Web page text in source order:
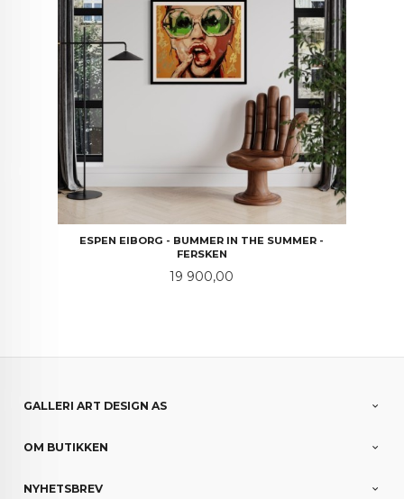
ESPEN EIBORG - BUMMER IN THE SUMMER -
FERSKEN
Pris
19 900,00
GALLERI ART DESIGN AS
OM BUTIKKEN
NYHETSBREV